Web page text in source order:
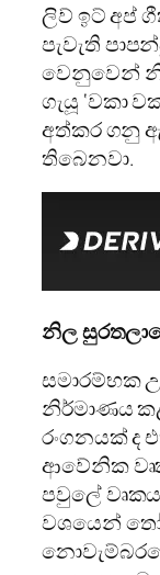
ලිව් ඉට් අප්
පැවැති
වෙනුවෙන්
ගැයූ ‘වකා
අත්කර ගනු
තිබෙනවා.
නිල
සමාරම්භක
නිර්මාණය
රංගනයක් ද
ආවේනික
පවුලේ
වශයෙන්